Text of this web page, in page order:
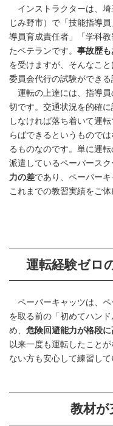
インストラクターは、埼
じみ野市）で「技能指導
導員育成責任者」「学科
たベテランです。 事故歴も
を受けますが、そんなこ
委員会代行の試験ができる
運転の上達には、指導員
切です。交通状況を的確
しなければ落ち着いて運
らばできるというもので
るものなのです。単に運
派遣しているペーパース
力の差であり、ペーパー
これまでの教習実績をご体
運転経験ゼロ
ペーパーキャッツは、ペ
を取る前の「初めてハン
め、 危険回避能力が格段に
以来一度も運転したこと
ない方も安心して練習して
教材が